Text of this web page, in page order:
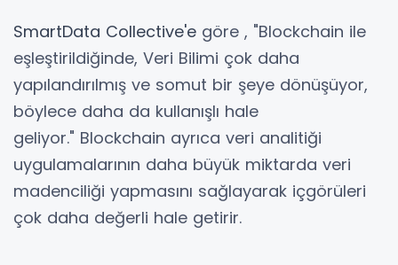
SmartData Collective'e göre , "Blockchain ile
eşleştirildiğinde, Veri Bilimi çok daha
yapılandırılmış ve somut bir şeye dönüşüyor,
böylece daha da kullanışlı hale
geliyor." Blockchain ayrıca veri analitiği
uygulamalarının daha büyük miktarda veri
madenciliği yapmasını sağlayarak içgörüleri
çok daha değerli hale getirir.